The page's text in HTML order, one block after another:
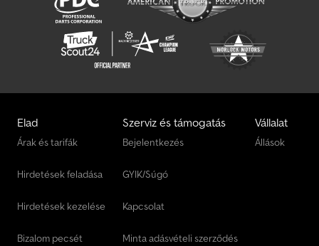
Elad
Árak és tarifák
Hirdetések feladása
Hirdetések kezelése
Bizalom pecsét
Szerviz és támogatás
Bejelentkezés
GYIK/Súgó
Kapcsolat
Minta adásvételi szerződés
Vállalat
Állások